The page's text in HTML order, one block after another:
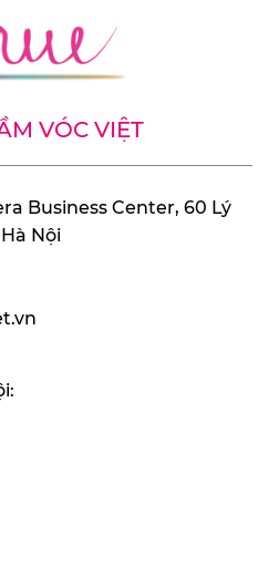
VÓC VIỆT
Business Center, 60 Lý
Nội